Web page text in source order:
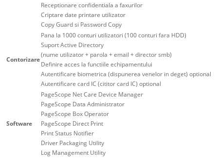
Receptionare confidentiala a faxurilor
Criptare date printare utilizator
Copy Guard si Password Copy
Contorizare
Pana la 1000 conturi utilizatori (100 conturi fara HDD)
Suport Active Directory
(nume utilizator + parola + email + director smb)
Definire acces la functiile echipamentului
Autentificare biometrica (dispunerea venelor in deget) optional
Autentificare card IC (cititor card IC) optional
Software
PageScope Net Care Device Manager
PageScope Data Administrator
PageScope Box Operator
PageScope Direct Print
Print Status Notifier
Driver Packaging Utility
Log Management Utility